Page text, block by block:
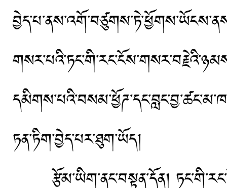
ཏན་ཏིག་བྱེད་པར་ཐུག་ཡོད།
རྩོམ་ཡིག་ནང་བསྟན་དོན།